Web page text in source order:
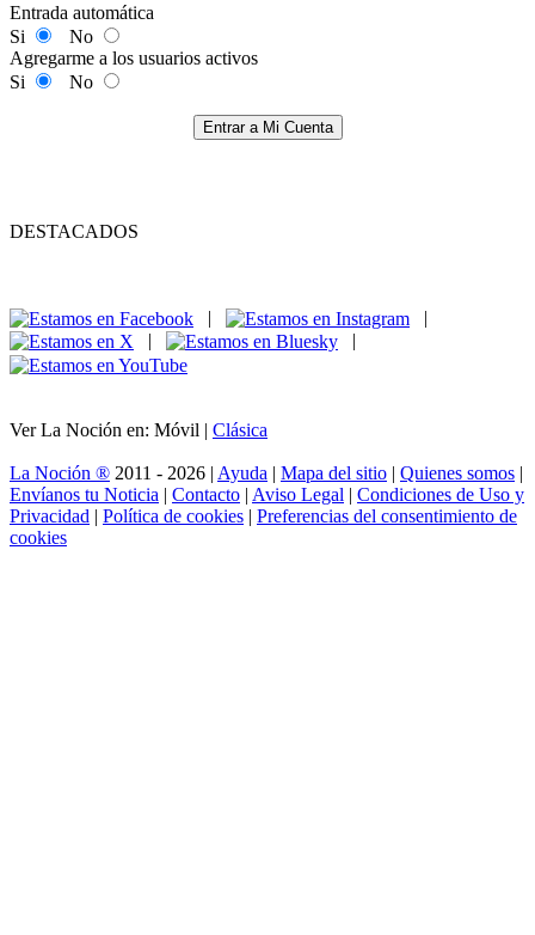
Entrada automática
Si
No
Agregarme a los usuarios activos
Si
No
Entrar a Mi Cuenta
DESTACADOS
|
|
|
|
Ver La Noción en: Móvil | Clásica
La Noción ® 2011 - 2026 | Ayuda | Mapa del sitio | Quienes somos |
Envíanos tu Noticia | Contacto | Aviso Legal | Condiciones de Uso y
Privacidad | Política de cookies | Preferencias del consentimiento de
cookies